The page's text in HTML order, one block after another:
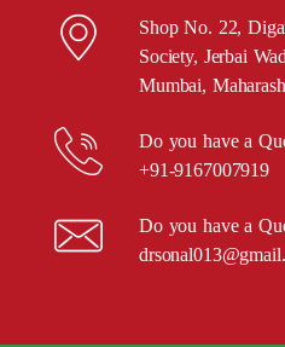
Shop No. 22,
Society, Jerbai
Mumbai,
Do you have a
+91-9167007919
Do you have a